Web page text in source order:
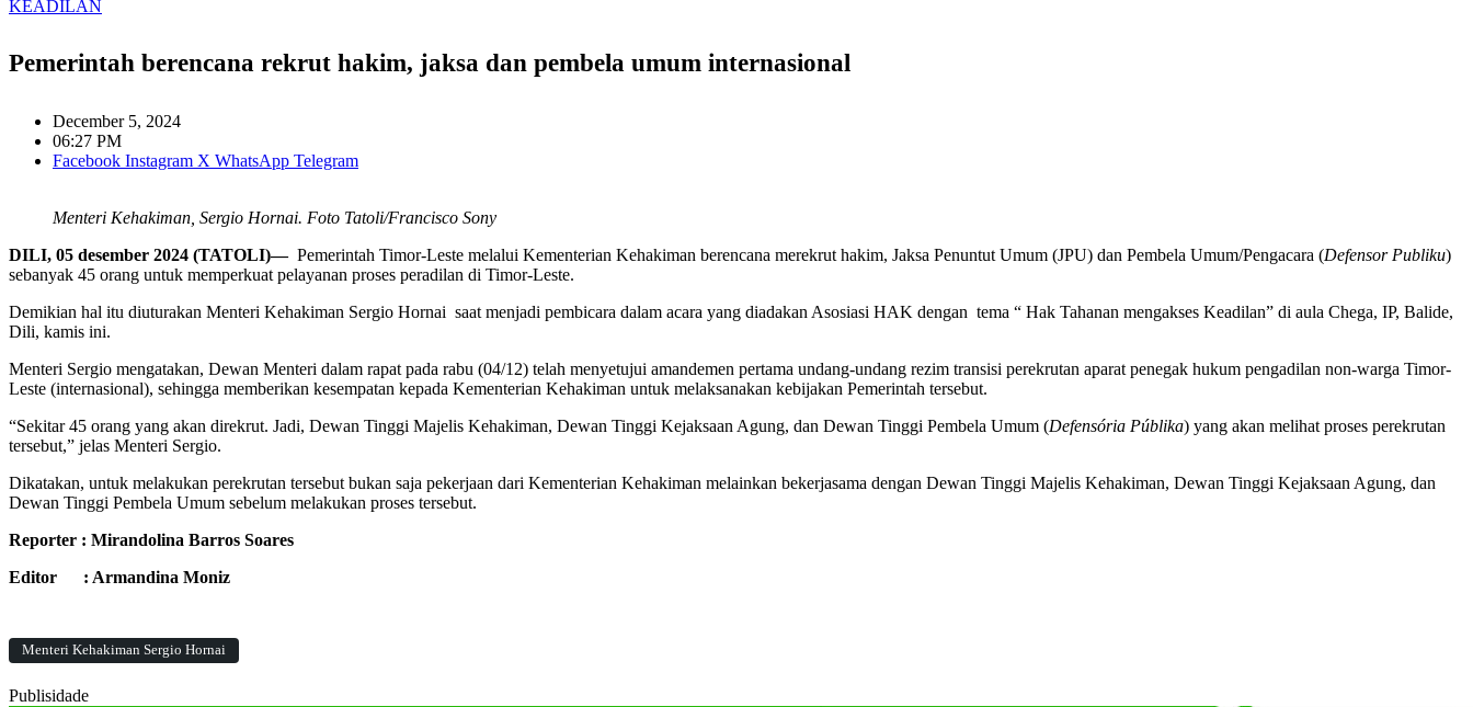
KEADILAN
Pemerintah berencana rekrut hakim, jaksa dan pembela umum internasional
December 5, 2024
06:27 PM
Facebook Instagram X WhatsApp Telegram
Menteri Kehakiman, Sergio Hornai. Foto Tatoli/Francisco Sony
DILI, 05 desember 2024 (TATOLI)— Pemerintah Timor-Leste melalui Kementerian Kehakiman berencana merekrut hakim, Jaksa Penuntut Umum (JPU) dan Pembela Umum/Pengacara (Defensor Publiku)
sebanyak 45 orang untuk memperkuat pelayanan proses peradilan di Timor-Leste.
Demikian hal itu diuturakan Menteri Kehakiman Sergio Hornai saat menjadi pembicara dalam acara yang diadakan Asosiasi HAK dengan tema “ Hak Tahanan mengakses Keadilan” di aula Chega, IP, Balide,
Dili, kamis ini.
Menteri Sergio mengatakan, Dewan Menteri dalam rapat pada rabu (04/12) telah menyetujui amandemen pertama undang-undang rezim transisi perekrutan aparat penegak hukum pengadilan non-warga Timor-
Leste (internasional), sehingga memberikan kesempatan kepada Kementerian Kehakiman untuk melaksanakan kebijakan Pemerintah tersebut.
“Sekitar 45 orang yang akan direkrut. Jadi, Dewan Tinggi Majelis Kehakiman, Dewan Tinggi Kejaksaan Agung, dan Dewan Tinggi Pembela Umum (Defensória Públika) yang akan melihat proses perekrutan
tersebut,” jelas Menteri Sergio.
Dikatakan, untuk melakukan perekrutan tersebut bukan saja pekerjaan dari Kementerian Kehakiman melainkan bekerjasama dengan Dewan Tinggi Majelis Kehakiman, Dewan Tinggi Kejaksaan Agung, dan
Dewan Tinggi Pembela Umum sebelum melakukan proses tersebut.
Reporter : Mirandolina Barros Soares
Editor : Armandina Moniz
Menteri Kehakiman Sergio Hornai
Publisidade